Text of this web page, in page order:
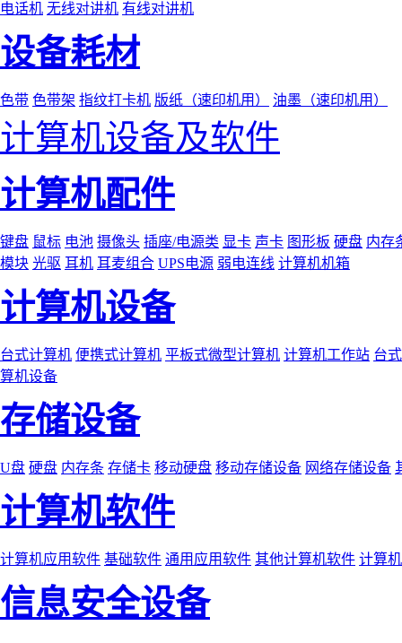
电话机 无线对讲机 有线对讲机
设备耗材
色带 色带架 指纹打卡机 版纸（速印机用） 油墨（速印机用）
计算机设备及软件
计算机配件
键盘 鼠标 电池 摄像头 插座/电源类 显卡 声卡 图形板 硬盘 内存
模块 光驱 耳机 耳麦组合 UPS电源 弱电连线 计算机机箱
计算机设备
台式计算机 便携式计算机 平板式微型计算机 计算机工作站 台
算机设备
存储设备
U盘 硬盘 内存条 存储卡 移动硬盘 移动存储设备 网络存储设备
计算机软件
计算机应用软件 基础软件 通用应用软件 其他计算机软件 计算
信息安全设备